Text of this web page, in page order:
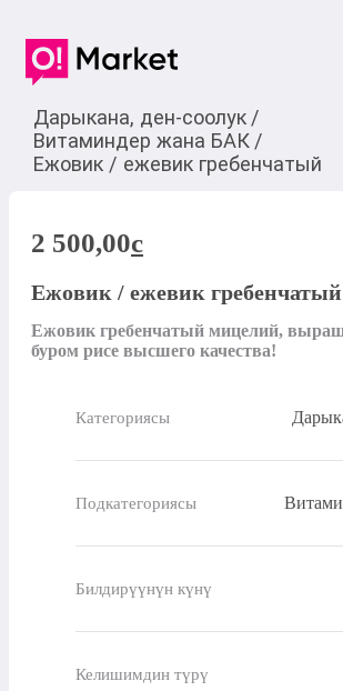
Дарыкана, ден-соолук /
Витаминдер жана БАК /
Ежовик / ежевик гребенчатый
2 500,00c
Ежовик / ежевик гребенчатый
Ежовик гребенчатый мицелий,
буром рисе высшего качества!
Категориясы
Подкатегориясы
Билдирүүнүн күнү
Келишимдин түрү